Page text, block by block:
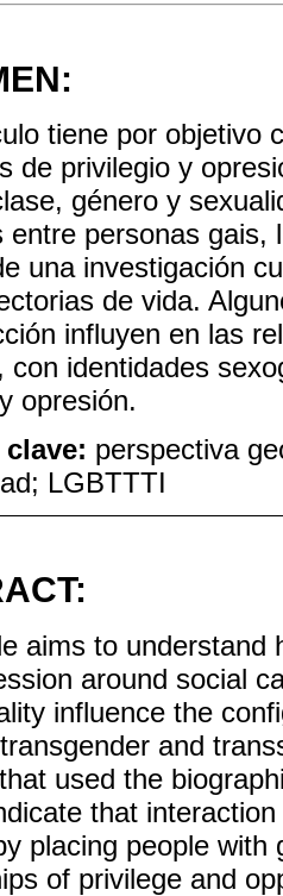
tiene por objetivo
de privilegio y
género y
entre personas
una investigación
de vida.
influyen en las
con identidades
opresión.
clave: perspectiva
LGBTTTI
aims to understand
around social
influence the
and
used the
that
placing people with
of privilege and